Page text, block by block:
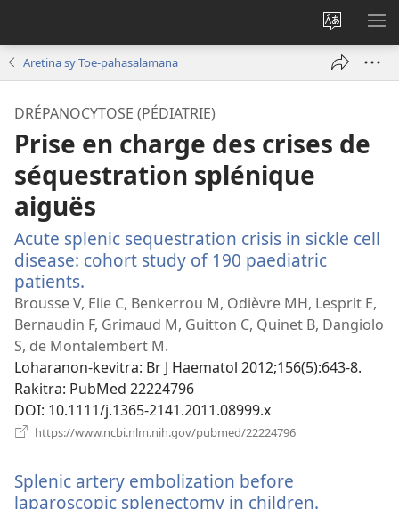
Hiova
fiteny
Aretina sy Toe-pahasalamana
DRÉPANOCYTOSE (PÉDIATRIE)
Prise en charge des crises de
séquestration splénique
aiguës
Acute splenic sequestration crisis in sickle cell
disease: cohort study of 190 paediatric
patients.
rohy)
Brousse V, Elie C, Benkerrou M, Odièvre MH, Lesprit E,
Bernaudin F, Grimaud M, Guitton C, Quinet B, Dangiolo
S, de Montalembert M.
Loharanon-kevitra‎: Br J Haematol 2012;156(5):643-8.
Rakitra‎: PubMed 22224796
DOI‎: 10.1111/j.1365-2141.2011.08999.x
https://www.ncbi.nlm.nih.gov/pubmed/22224796
Splenic artery embolization before
laparoscopic splenectomy in children.